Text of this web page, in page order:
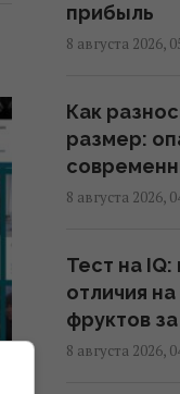
В июле
05:31 суббота,
Пчелы
05:24 суббота,
РФ будет
прибыль
8 августа 2026,
Как
размер:
8 августа 2026,
Тест на
отличия
фруктов за
8 августа 2026,